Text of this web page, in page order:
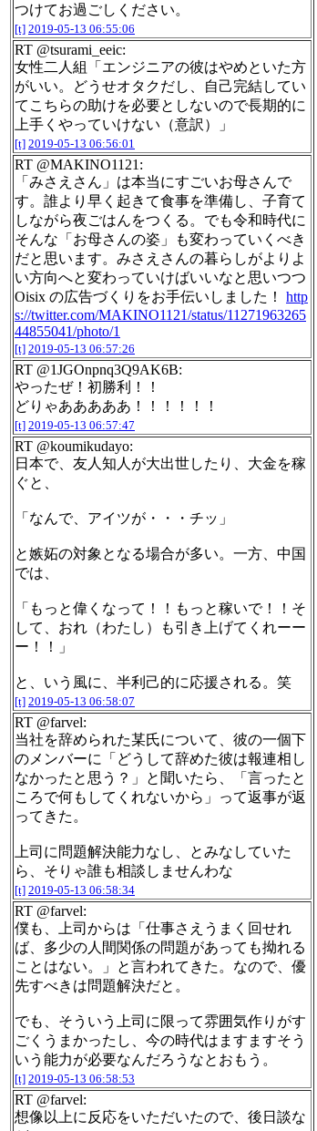
つけてお過ごしください。
[t] 2019-05-13 06:55:06
RT @tsurami_eeic:
女性二人組「エンジニアの彼はやめといた方
がいい。どうせオタクだし、自己完結してい
てこちらの助けを必要としないので長期的に
上手くやっていけない（意訳）」
[t] 2019-05-13 06:56:01
RT @MAKINO1121:
「みさえさん」は本当にすごいお母さんで
す。誰より早く起きて食事を準備し、子育て
しながら夜ごはんをつくる。でも令和時代に
そんな「お母さんの姿」も変わっていくべき
だと思います。みさえさんの暮らしがよりよ
い方向へと変わっていけばいいなと思いつつ
Oisix の広告づくりをお手伝いしました！ http
s://twitter.com/MAKINO1121/status/11271963265
44855041/photo/1
[t] 2019-05-13 06:57:26
RT @1JGOnpnq3Q9AK6B:
やったぜ！初勝利！！
どりゃあああああ！！！！！！
[t] 2019-05-13 06:57:47
RT @koumikudayo:
日本で、友人知人が大出世したり、大金を稼
ぐと、
「なんで、アイツが・・・チッ」
と嫉妬の対象となる場合が多い。一方、中国
では、
「もっと偉くなって！！もっと稼いで！！そ
して、おれ（わたし）も引き上げてくれーー
ー！！」
と、いう風に、半利己的に応援される。笑
[t] 2019-05-13 06:58:07
RT @farvel:
当社を辞められた某氏について、彼の一個下
のメンバーに「どうして辞めた彼は報連相し
なかったと思う？」と聞いたら、「言ったと
ころで何もしてくれないから」って返事が返
ってきた。
上司に問題解決能力なし、とみなしていた
ら、そりゃ誰も相談しませんわな
[t] 2019-05-13 06:58:34
RT @farvel:
僕も、上司からは「仕事さえうまく回せれ
ば、多少の人間関係の問題があっても拗れる
ことはない。」と言われてきた。なので、優
先すべきは問題解決だと。
でも、そういう上司に限って雰囲気作りがす
ごくうまかったし、今の時代はますますそう
いう能力が必要なんだろうなとおもう。
[t] 2019-05-13 06:58:53
RT @farvel:
想像以上に反応をいただいたので、後日談な